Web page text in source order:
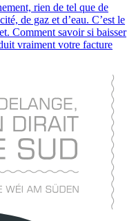
rien de tel que de
de gaz et d’eau. C’est le
Comment savoir si baisser
vraiment votre facture